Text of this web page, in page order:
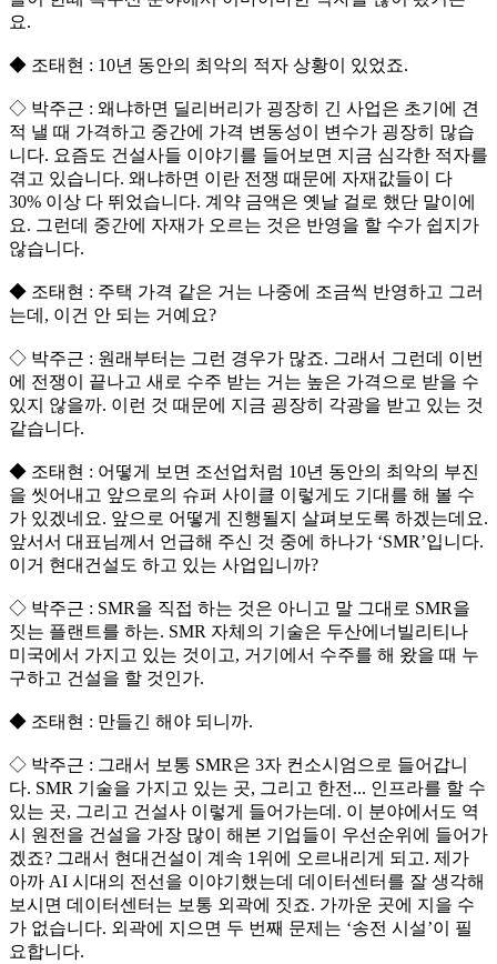
요.
◆ 조태현 : 10년 동안의 최악의 적자 상황이 있었죠.
◇ 박주근 : 왜냐하면 딜리버리가 굉장히 긴 사업은 초기에 견
적 낼 때 가격하고 중간에 가격 변동성이 변수가 굉장히 많습
니다. 요즘도 건설사들 이야기를 들어보면 지금 심각한 적자를
겪고 있습니다. 왜냐하면 이란 전쟁 때문에 자재값들이 다
30% 이상 다 뛰었습니다. 계약 금액은 옛날 걸로 했단 말이에
요. 그런데 중간에 자재가 오르는 것은 반영을 할 수가 쉽지가
않습니다.
◆ 조태현 : 주택 가격 같은 거는 나중에 조금씩 반영하고 그러
는데, 이건 안 되는 거예요?
◇ 박주근 : 원래부터는 그런 경우가 많죠. 그래서 그런데 이번
에 전쟁이 끝나고 새로 수주 받는 거는 높은 가격으로 받을 수
있지 않을까. 이런 것 때문에 지금 굉장히 각광을 받고 있는 것
같습니다.
◆ 조태현 : 어떻게 보면 조선업처럼 10년 동안의 최악의 부진
을 씻어내고 앞으로의 슈퍼 사이클 이렇게도 기대를 해 볼 수
가 있겠네요. 앞으로 어떻게 진행될지 살펴보도록 하겠는데요.
앞서서 대표님께서 언급해 주신 것 중에 하나가 ‘SMR’입니다.
이거 현대건설도 하고 있는 사업입니까?
◇ 박주근 : SMR을 직접 하는 것은 아니고 말 그대로 SMR을
짓는 플랜트를 하는. SMR 자체의 기술은 두산에너빌리티나
미국에서 가지고 있는 것이고, 거기에서 수주를 해 왔을 때 누
구하고 건설을 할 것인가.
◆ 조태현 : 만들긴 해야 되니까.
◇ 박주근 : 그래서 보통 SMR은 3자 컨소시엄으로 들어갑니
다. SMR 기술을 가지고 있는 곳, 그리고 한전... 인프라를 할 수
있는 곳, 그리고 건설사 이렇게 들어가는데. 이 분야에서도 역
시 원전을 건설을 가장 많이 해본 기업들이 우선순위에 들어가
겠죠? 그래서 현대건설이 계속 1위에 오르내리게 되고. 제가
아까 AI 시대의 전선을 이야기했는데 데이터센터를 잘 생각해
보시면 데이터센터는 보통 외곽에 짓죠. 가까운 곳에 지을 수
가 없습니다. 외곽에 지으면 두 번째 문제는 ‘송전 시설’이 필
요합니다.